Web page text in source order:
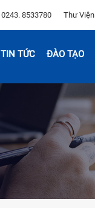
0243. 8533780 Thư Viện
TIN TỨC ĐÀO TẠO